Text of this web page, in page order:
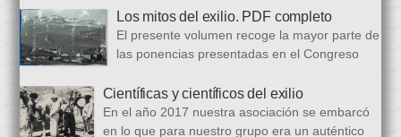
desde diferentes perspectivas, incluyendo una detallada
biografía, bibliografía y una recopilación fotográfica. Los
coordinadores han sido Carmen Gil Fombellida y José Ramón
Zabala. Con ellos han particidado once escritores: […]
Los mitos del exilio. PDF completo
El presente volumen recoge la mayor parte de
las ponencias presentadas en el Congreso
primera vez, hemos acordado difundirlo, además de en
formato papel, en formato PDF con la finalidad de reducir los
costes de correo que supone su difusión. En este PDF es
Científicas y científicos del exilio
En el año 2017 nuestra asociación se embarcó
en lo que para nuestro grupo era un auténtico